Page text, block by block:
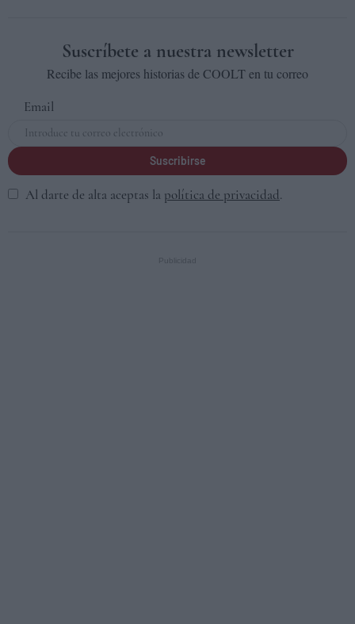
Suscríbete a nuestra newsletter
Recibe las mejores historias de COOLT en tu correo
Email
Suscribirse
Al darte de alta aceptas la política de privacidad.